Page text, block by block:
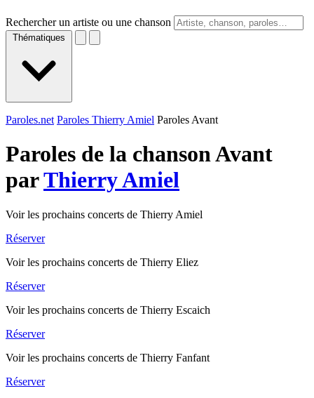
Rechercher un artiste ou une chanson
Thématiques
Paroles.net Paroles Thierry Amiel Paroles Avant
Paroles de la chanson Avant
parThierry Amiel
Voir les prochains concerts de Thierry Amiel
Réserver
Voir les prochains concerts de Thierry Eliez
Réserver
Voir les prochains concerts de Thierry Escaich
Réserver
Voir les prochains concerts de Thierry Fanfant
Réserver